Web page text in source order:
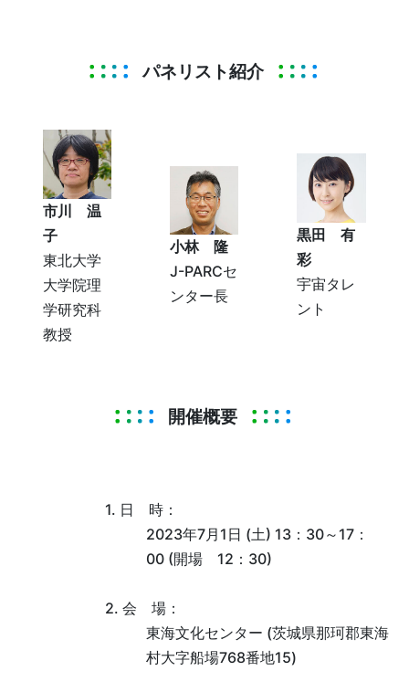
パネリスト紹介
市川 温
子
東北大学
大学院理
学研究科
教授
小林 隆
J-PARCセ
ンター長
黒田 有
彩
宇宙タレ
ント
開催概要
1. 日 時：
2023年7月1日 (土) 13：30～17：
00 (開場 12：30)
2. 会 場：
東海文化センター (茨城県那珂郡東海
村大字船場768番地15)